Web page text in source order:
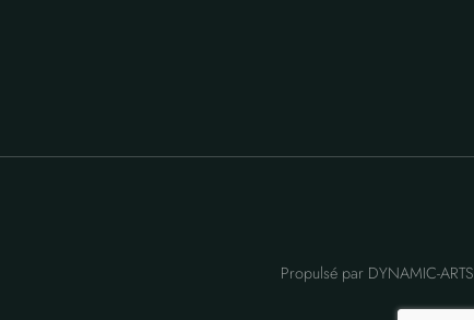
Propulsé par DYNAMIC-ARTS